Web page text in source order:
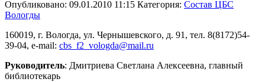
Опубликовано: 09.01.2010 11:15 Категория: Состав ЦБС
Вологды
160019, г. Вологда, ул. Чернышевского, д. 91, тел. 8(8172)54-
39-04, e-mail: cbs_f2_vologda@mail.ru
Руководитель: Дмитриева Светлана Алексеевна, главный
библиотекарь